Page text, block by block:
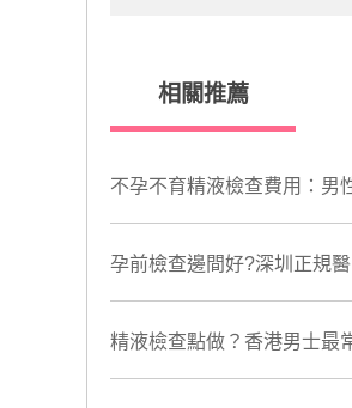
相關推薦
不孕不育精液檢查費用：男
孕前檢查邊間好?深圳正規
精液檢查點做？香港男士最